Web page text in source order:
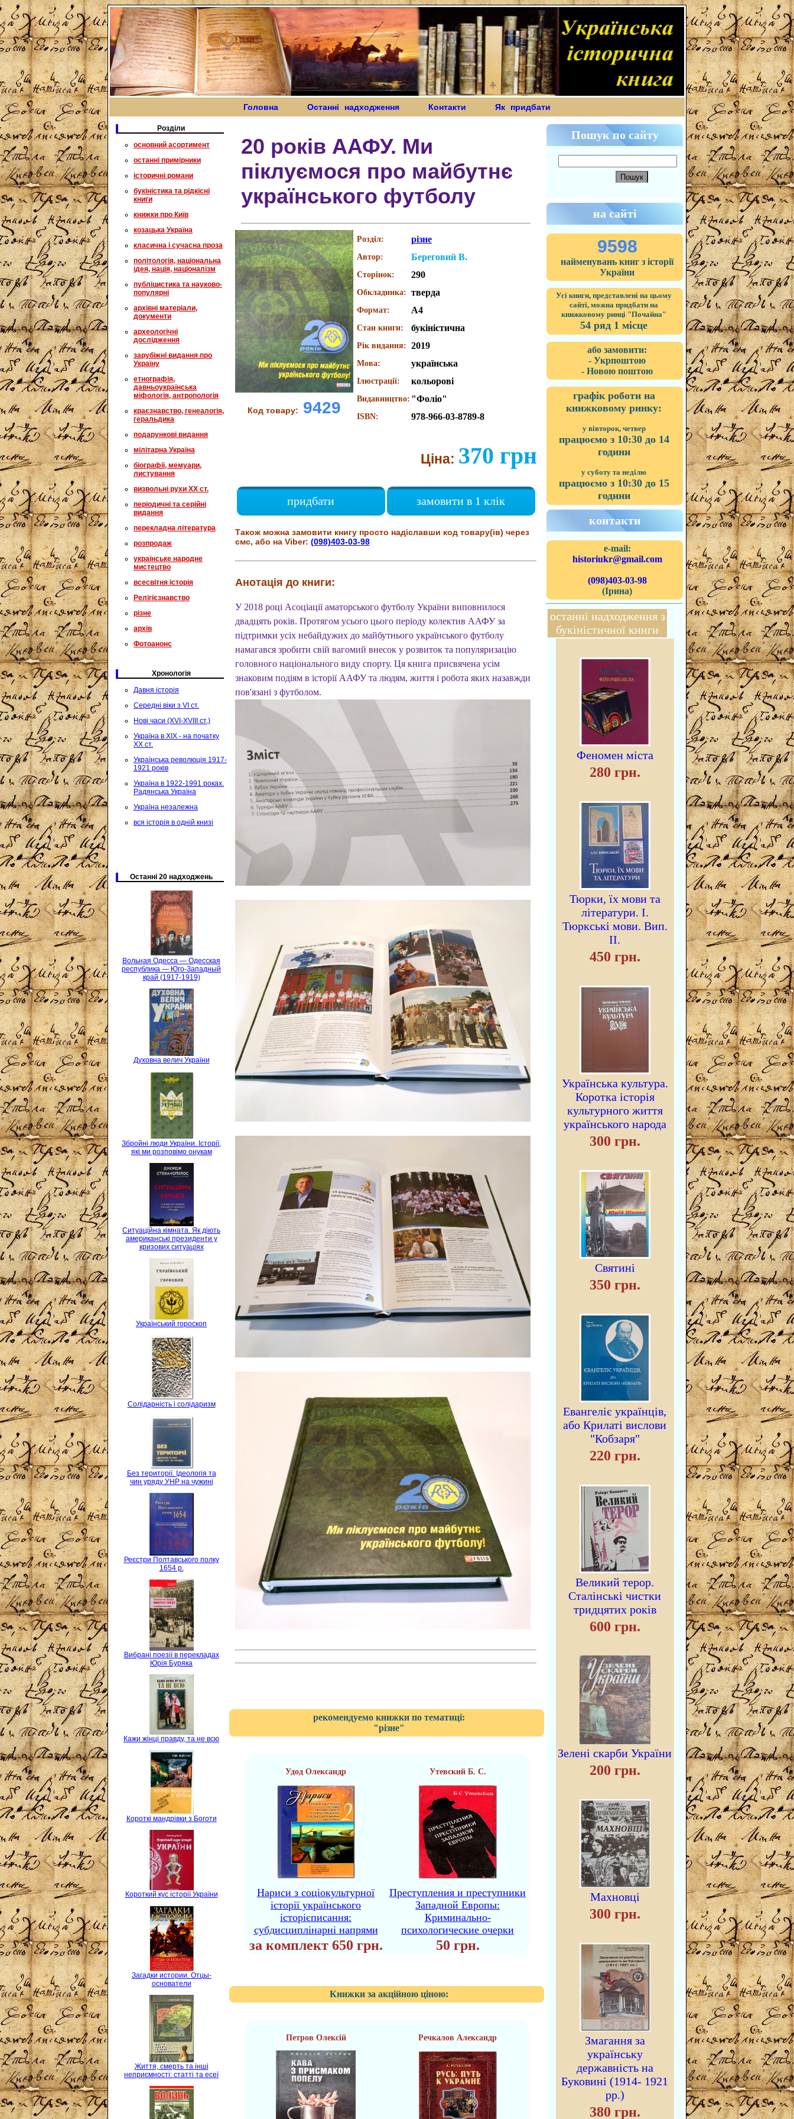
Головна Останні надходження Контакти Як придбати
Розділи
основний асортимент
останні примірники
історичні романи
букіністика та рідкісні
книги
книжки про Київ
козацька Україна
класична і сучасна проза
політологія, національна
ідея, нація, націоналізм
публіцистика та науково-
популярні
архівні матеріали,
документи
археологічні
дослідження
зарубіжні видання про
Україну
етнографія,
давньоукраїнська
міфологія, антропологія
краєзнавство, генеалогія,
геральдика
подарункові видання
мілітарна Україна
біографії, мемуари,
листування
визвольні рухи XX ст.
періодичні та серійні
видання
перекладна література
розпродаж
українське народне
мистецтво
всесвітня історія
Релігієзнавство
різне
архів
Фотоанонс
Хронологія
Давня історія
Середні віки з VI ст.
Нові часи (XVI-XVIII ст.)
Україна в XIX - на початку
XX ст.
Українська революція 1917-
1921 років
Україна в 1922-1991 роках.
Радянська Україна
Україна незалежна
вся історія в одній книзі
Останні 20 надходжень
Вольная Одесса — Одесская
республика — Юго-Западный
край (1917-1919)
Духовна велич України
Збройні люди України. Історії,
які ми розповімо онукам
Ситуаційна кімната. Як діють
американські президенти у
кризових ситуаціях
Український гороскоп
Солідарність і солідаризм
Без території. Ідеологія та
чин уряду УНР на чужині
Реєстри Полтавського полку
1654 р.
Вибрані поезії в перекладах
Юрія Буряка
Кажи жінці правду, та не всю
Короткі мандрівки з Боготи
Короткий кус історії України
Загадки истории. Отцы-
основатели
Життя, смерть та інші
неприємності: статті та есеї
20 років ААФУ. Ми
піклуємося про майбутнє
українського футболу
Код товару: 9429
Розділ: різне
Автор: Береговий В.
Сторінок: 290
Обкладинка: тверда
Формат: А4
Стан книги: букіністична
Рік видання: 2019
Мова: українська
Ілюстрації: кольорові
Видавництво: "Фоліо"
ISBN: 978-966-03-8789-8
Ціна: 370 грн
придбати замовити в 1 клік
Також можна замовити книгу просто надіславши код товару(ів) через
смс, або на Viber: (098)403-03-98
Анотація до книги:
У 2018 році Асоціації аматорського футболу України виповнилося
двадцять років. Протягом усього цього періоду колектив ААФУ за
підтримки усіх небайдужих до майбутнього українського футболу
намагався зробити свій вагомий внесок у розвиток та популяризацію
головного національного виду спорту. Ця книга присвячена усім
знаковим подіям в історії ААФУ та людям, життя і робота яких назавжди
пов'язані з футболом.
рекомендуемо книжки по тематиці:
"різне"
Удод Олександр Утевский Б. С.
Нариси з соціокультурної
історії українського
історієписання:
субдисциплінарні напрями
Преступления и преступники
Западной Европы:
Криминально-
психологические очерки
за комплект 650 грн. 50 грн.
Книжки за акційною ціною:
Петров Олексій Речкалов Александр
Пошук по сайту
на сайті
9598
найменувань книг з історії
України
Усі книги, представлені на цьому
сайті, можна придбати на
книжковому ринці "Почайна"
54 ряд 1 місце
або замовити:
- Укрпоштою
- Новою поштою
графік роботи на
книжковому ринку:
у вівторок, четвер
працюємо з 10:30 до 14
години
у суботу та неділю
працюємо з 10:30 до 15
години
контакти
e-mail:
historiukr@gmail.com
(098)403-03-98
(Ірина)
останні надходження з
букіністичної книги
Феномен міста
280 грн.
Тюрки, їх мови та
літератури. I.
Тюркські мови. Вип.
II.
450 грн.
Українська культура.
Коротка історія
культурного життя
українського народа
300 грн.
Святині
350 грн.
Евангеліє українців,
або Крилаті вислови
"Кобзаря"
220 грн.
Великий терор.
Сталінські чистки
тридцятих років
600 грн.
Зелені скарби України
200 грн.
Махновці
300 грн.
Змагання за
українську
державність на
Буковині (1914- 1921
рр.)
380 грн.